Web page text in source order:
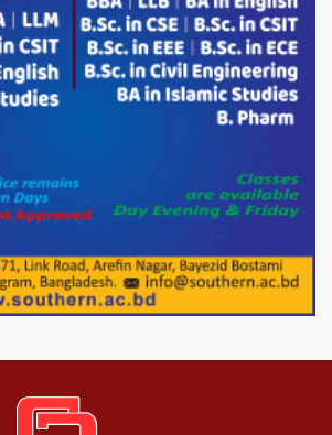
পরিবেশ রক্ষায় পাটগ্রামে ইহসান ইয়ুথ
সার্কেলের বৃক্ষরোপণ
মিরপুর-১১ নম্বরে দুর্বৃত্তদের গুলিতে বিএনপি
পাটগ্রামে চিকিৎসা সেবায় বীর মুক্তিযোদ্ধা দবির
উদ্দিন ফাউন্ডেশন
পাটগ্রামের দহগ্রাম ইউনিয়নের প্রধান সড়ক
ভেঙ্গে যোগাযোগ বিছিন্ন